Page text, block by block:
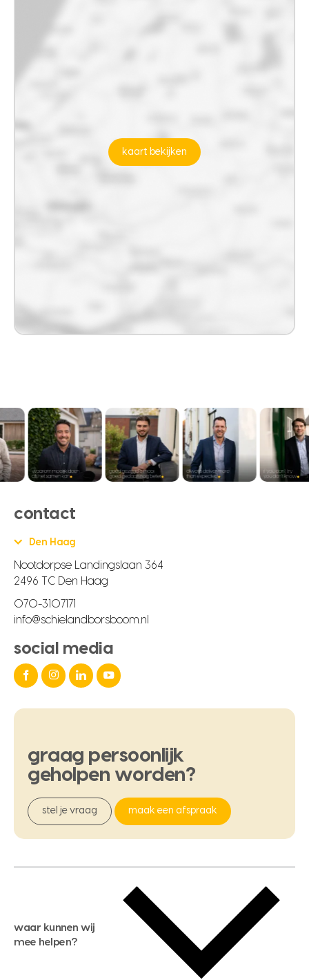
kaart bekijken
contact
Den Haag
Nootdorpse Landingslaan 364
2496 TC Den Haag
070-3107171
info@schielandborsboom.nl
social media
graag persoonlijk
geholpen worden?
stel je vraag maak een afspraak
waar kunnen wij
mee helpen?